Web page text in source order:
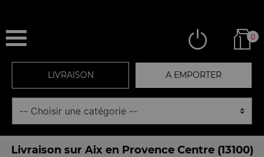
0
LIVRAISON A EMPORTER
Livraison sur Aix en Provence Centre (13100)